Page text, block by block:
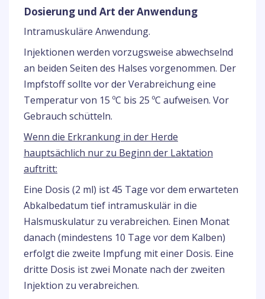
Dosierung und Art der Anwendung
Intramuskuläre Anwendung.
Injektionen werden vorzugsweise abwechselnd
an beiden Seiten des Halses vorgenommen. Der
Impfstoff sollte vor der Verabreichung eine
Temperatur von 15 ºC bis 25 ºC aufweisen. Vor
Gebrauch schütteln.
Wenn die Erkrankung in der Herde
hauptsächlich nur zu Beginn der Laktation
auftritt:
Eine Dosis (2 ml) ist 45 Tage vor dem erwarteten
Abkalbedatum tief intramuskulär in die
Halsmuskulatur zu verabreichen. Einen Monat
danach (mindestens 10 Tage vor dem Kalben)
erfolgt die zweite Impfung mit einer Dosis. Eine
dritte Dosis ist zwei Monate nach der zweiten
Injektion zu verabreichen.